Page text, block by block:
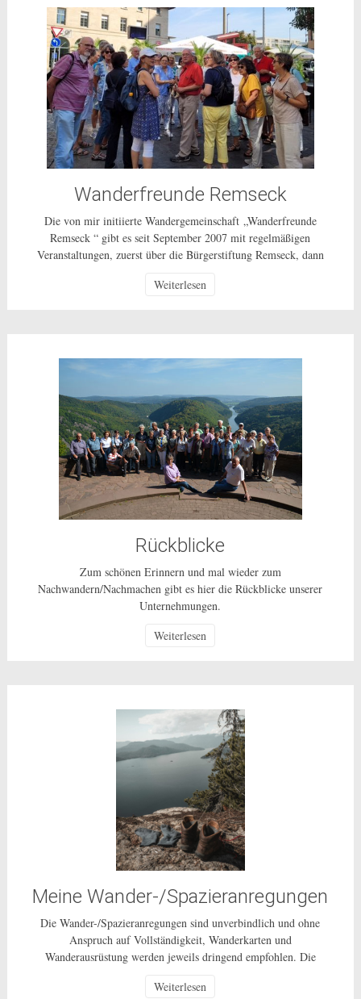
Wanderfreunde Remseck
Die von mir initiierte Wandergemeinschaft „Wanderfreunde
Remseck “ gibt es seit September 2007 mit regelmäßigen
Veranstaltungen, zuerst über die Bürgerstiftung Remseck, dann
Bürgerschaftliches Engagement für alle Bürgerinnen und Bürger
Weiterlesen
Rückblicke
Zum schönen Erinnern und mal wieder zum
Nachwandern/Nachmachen gibt es hier die Rückblicke unserer
Unternehmungen.
Weiterlesen
Meine Wander-/Spazieranregungen
Die Wander-/Spazieranregungen sind unverbindlich und ohne
Anspruch auf Vollständigkeit, Wanderkarten und
Wanderausrüstung werden jeweils dringend empfohlen. Die
Risiko und sind nur für den privaten Gebrauch gestattet. Bei den
Weiterlesen